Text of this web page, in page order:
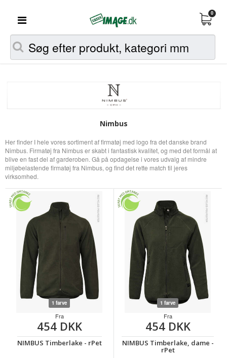
0
Nimbus
Her finder I hele vores sortiment af firmatøj med logo fra det danske brand
Nimbus. Firmatøj fra Nimbus er skabt i fantastisk kvalitet, og med det formål at
blive en fast del af garderoben. Gå på opdagelse i vores udvalg af mindre
miljøbelastende firmatøj fra Nimbus, og find det rette match til jeres
virksomhed.
1 farve
Fra
454 DKK
NIMBUS Timberlake - rPet
1 farve
Fra
454 DKK
NIMBUS Timberlake, dame -
rPet